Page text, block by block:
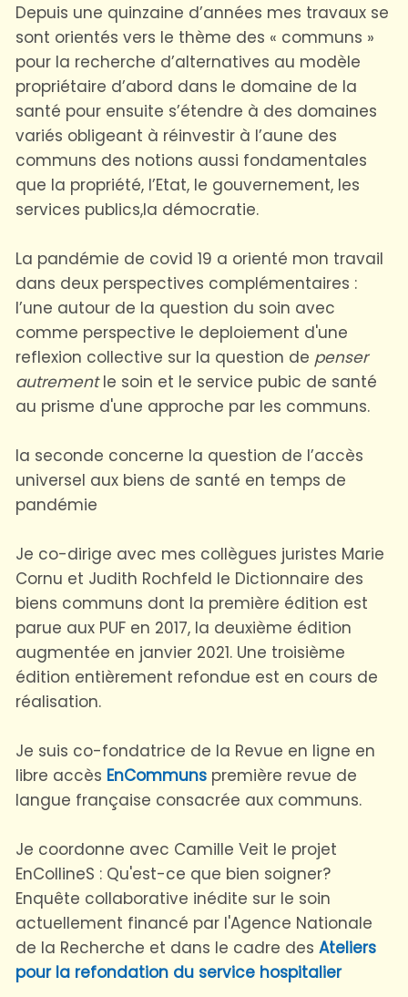
Depuis une quinzaine d’années mes travaux se
sont orientés vers le thème des « communs »
pour la recherche d’alternatives au modèle
propriétaire d’abord dans le domaine de la
santé pour ensuite s’étendre à des domaines
variés obligeant à réinvestir à l’aune des
communs des notions aussi fondamentales
que la propriété, l’Etat, le gouvernement, les
services publics,la démocratie.
La pandémie de covid 19 a orienté mon travail
dans deux perspectives complémentaires :
l’une autour de la question du soin avec
comme perspective le deploiement d'une
reflexion collective sur la question de penser
autrementle soin et le service pubic de santé
au prisme d'une approche par les communs.
la seconde concerne la question de l’accès
universel aux biens de santé en temps de
pandémie
Je co-dirige avec mes collègues juristes Marie
Cornu et Judith Rochfeld le Dictionnaire des
biens communs dont la première édition est
parue aux PUF en 2017, la deuxième édition
augmentée en janvier 2021. Une troisième
édition entièrement refondue est en cours de
réalisation.
Je suis co-fondatrice de la Revue en ligne en
libre accès EnCommuns première revue de
langue française consacrée aux communs.
Je coordonne avec Camille Veit le projet
EnCollineS : Qu'est-ce que bien soigner?
Enquête collaborative inédite sur le soin
actuellement financé par l'Agence Nationale
de la Recherche et dans le cadre des Ateliers
pour la refondation du service hospitalier